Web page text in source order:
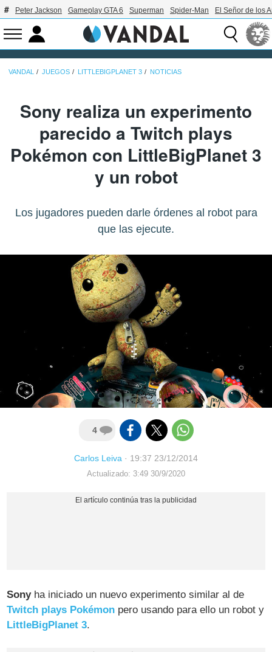
Peter Jackson Gameplay GTA 6 Superman Spider-Man El Señor de los
VANDAL JUEGOS LITTLEBIGPLANET 3 NOTICIAS
Sony realiza un experimento
parecido a Twitch plays
Pokémon con LittleBigPlanet 3
y un robot
Los jugadores pueden darle órdenes al robot para
que las ejecute.
4
Carlos Leiva · 19:37 23/12/2014
Actualizado: 3:49 30/9/2020
Sonyha iniciado un nuevo experimento similar al de
Twitch plays Pokémon pero usando para ello un robot y
LittleBigPlanet 3.